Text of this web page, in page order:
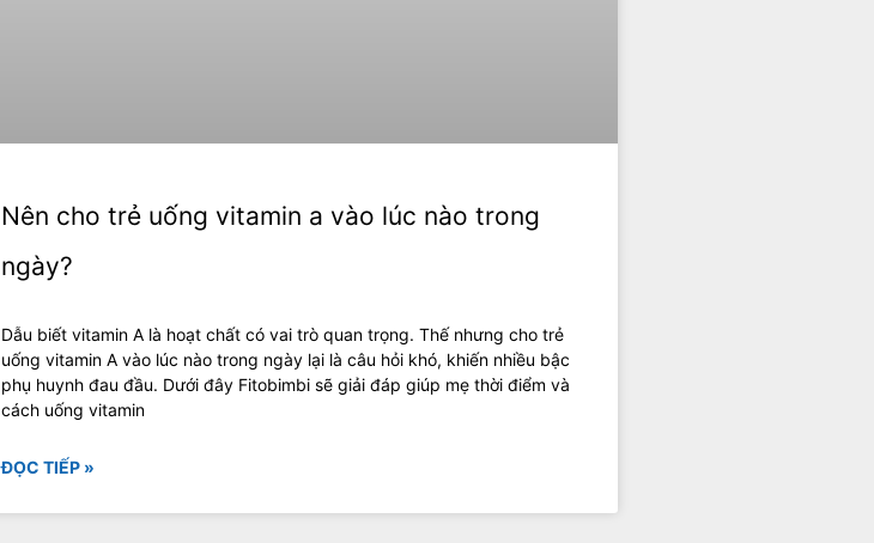
Nên cho trẻ uống vitamin a vào lúc nào trong
ngày?
Dẫu biết vitamin A là hoạt chất có vai trò quan trọng. Thế nhưng cho trẻ
uống vitamin A vào lúc nào trong ngày lại là câu hỏi khó, khiến nhiều bậc
phụ huynh đau đầu. Dưới đây Fitobimbi sẽ giải đáp giúp mẹ thời điểm và
cách uống vitamin
ĐỌC TIẾP »